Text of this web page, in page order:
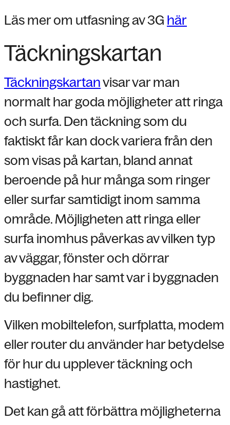
Läs mer om utfasning av 3G här
Täckningskartan
Täckningskartanvisar var man
normalt har goda möjligheter att ringa
och surfa. Den täckning som du
faktiskt får kan dock variera från den
som visas på kartan, bland annat
beroende på hur många som ringer
eller surfar samtidigt inom samma
område. Möjligheten att ringa eller
surfa inomhus påverkas av vilken typ
av väggar, fönster och dörrar
byggnaden har samt var i byggnaden
du befinner dig.
Vilken mobiltelefon, surfplatta, modem
eller router du använder har betydelse
för hur du upplever täckning och
hastighet.
Det kan gå att förbättra möjligheterna